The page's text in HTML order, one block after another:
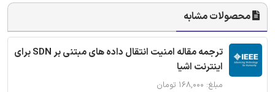
محصولات مشابه
ترجمه مقاله امنیت انتقال داده های مبتنی بر SDN برای
اینترنت اشیا
مبلغ: ۱۶۸,۰۰۰ تومان